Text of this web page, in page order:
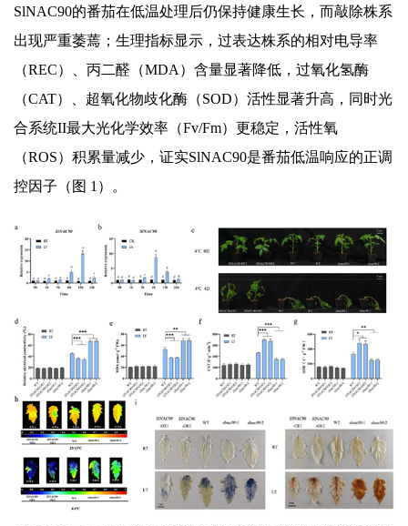
SlNAC90的番茄在低温处理后仍保持健康生长，而敲除株系
出现严重萎蔫；生理指标显示，过表达株系的相对电导率
（REC）、丙二醛（MDA）含量显著降低，过氧化氢酶
（CAT）、超氧化物歧化酶（SOD）活性显著升高，同时光
合系统II最大光化学效率（Fv/Fm）更稳定，活性氧
（ROS）积累量减少，证实SlNAC90是番茄低温响应的正调
控因子（图 1）。